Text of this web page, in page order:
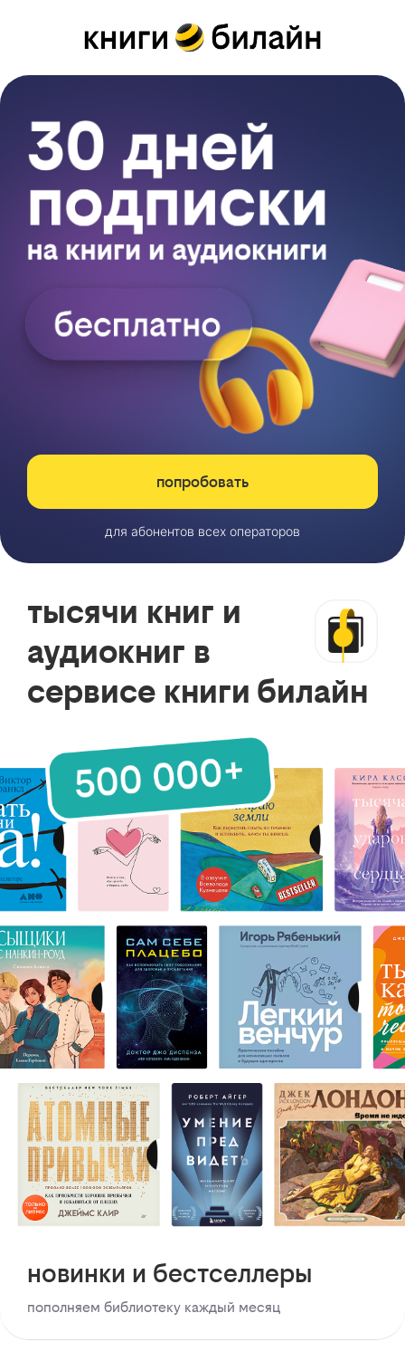
попробовать
для абонентов всех операторов
тысячи книг и
аудиокниг в
сервисе книги билайн
новинки и бестселлеры
пополняем библиотеку каждый месяц